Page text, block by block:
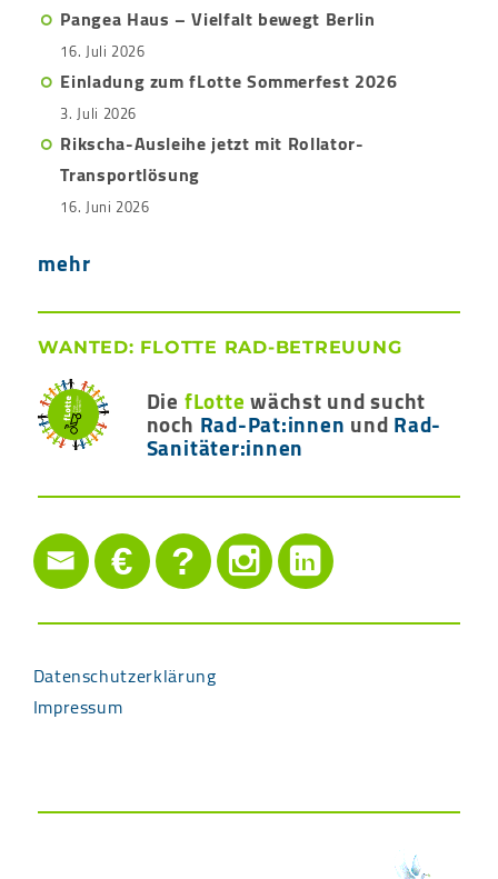
Pangea Haus – Vielfalt bewegt Berlin
16. Juli 2026
Einladung zum fLotte Sommerfest 2026
3. Juli 2026
Rikscha-Ausleihe jetzt mit Rollator-
Transportlösung
16. Juni 2026
mehr
WANTED: FLOTTE RAD-BETREUUNG
DiefLottewächst und sucht
noch Rad-Pat:innenundRad-
Sanitäter:innen
€ ?
Datenschutzerklärung
Impressum